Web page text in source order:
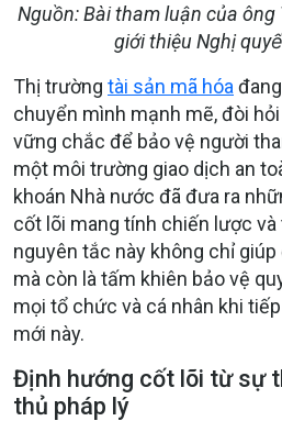
Nguồn: Bài tham luận của ông
giới thiệu Nghị
Thị trường tài sản mã hóa
chuyển mình mạnh mẽ, đòi
vững chắc để bảo vệ người
một môi trường giao dịch an
khoán Nhà nước đã đưa ra
cốt lõi mang tính chiến lược
nguyên tắc này không chỉ
mà còn là tấm khiên bảo vệ
mọi tổ chức và cá nhân khi
mới này.
Định hướng cốt lõi từ sự
thủ pháp lý